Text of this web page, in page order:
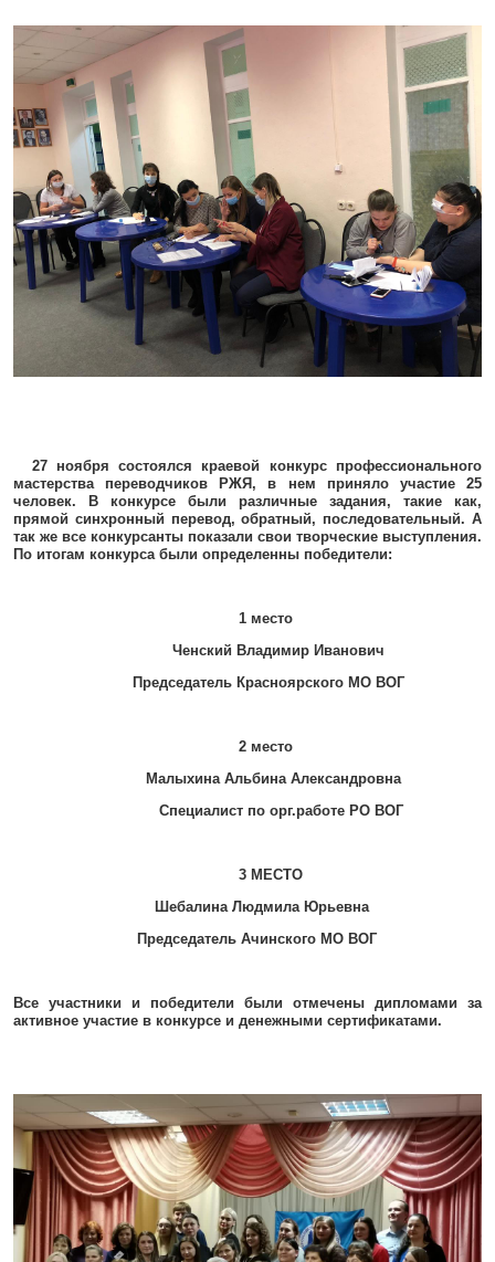
27 ноября состоялся краевой конкурс профессионального
мастерства переводчиков РЖЯ, в нем приняло участие 25
человек. В конкурсе были различные задания, такие как,
прямой синхронный перевод, обратный, последовательный. А
так же все конкурсанты показали свои творческие выступления.
По итогам конкурса были определенны победители:
1 место
Ченский Владимир Иванович
Председатель Красноярского МО ВОГ
2 место
Малыхина Альбина Александровна
Специалист по орг.работе РО ВОГ
3 МЕСТО
Шебалина Людмила Юрьевна
Председатель Ачинского МО ВОГ
Все участники и победители были отмечены дипломами за
активное участие в конкурсе и денежными сертификатами.